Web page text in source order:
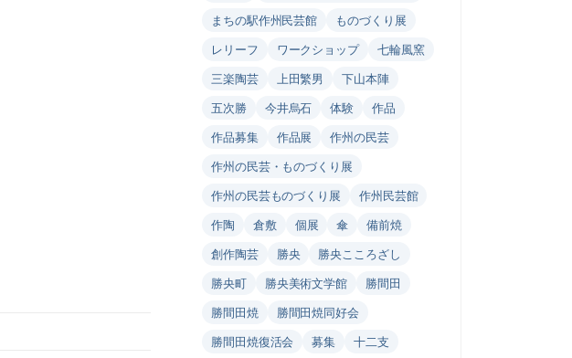
まちの駅作州民芸館
ものづくり展
レリーフ
ワークショップ
七輪風窯
三楽陶芸
上田繁男
下山本陣
五次勝
今井烏石 体験
作品
作品募集
作品展
作州の民芸
作州の民芸・ものづくり展
作州の民芸ものづくり展
作州民芸館
作陶
倉敷 個展 傘
備前焼
創作陶芸
勝央
勝央こころざし
勝央町
勝央美術文学館
勝間田
勝間田焼
勝間田焼同好会
勝間田焼復活会
募集
十二支